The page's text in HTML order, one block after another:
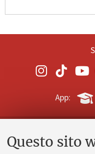
Questo sito
App: